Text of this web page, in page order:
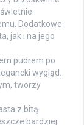
Dodatkowe
jak i na jego
pudrem po
wygląd.
tworzy
z bitą
bardziej